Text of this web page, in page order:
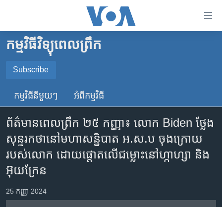
គេហទំព័រ​
ទាក់ទង
រំលង​
ទំព័រ​
ព័ត៌មាន​​
ម្តង
និង​
ចូល​
ទៅ​
កម្ពុជា
អន្តរជាតិ
ចិន
ហេឡូវីអូអេ
កម្ពុជាច្នៃប្រតិដ្ឋ
ព្រឹត្តិការណ៍ព័ត៌មាន
ទូរទស្សន៍ / វីដេអូ​
វិទ្យុ / ផតខាសថ៍
កម្មវិធីវិទ្យុពេលព្រឹក
Subscribe
SUBSCRIBE
Spotify
កម្មវិធី​នីមួយៗ អំពី​កម្មវិធី​
ព័ត៌មានពេលព្រឹក ២៥ កញ្ញា៖ លោក Biden ថ្លែង​
សុន្ទរកថានៅ​មហា​សន្និបាត អ.ស.ប ​​ចុងក្រោយ​
របស់លោក ដោយ​ផ្តោត​លើ​ជម្លោះ​នៅ​ហ្កាហ្សា និង​
អ៊ុយក្រែន
25 កញ្ញា 2024